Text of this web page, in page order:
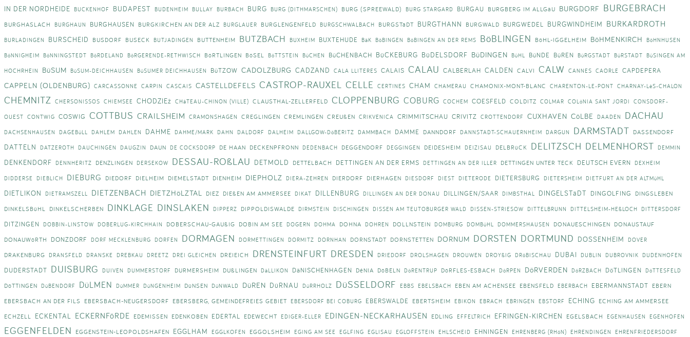
IN DER NORDHEIDE
BUCKENHOF BUDAPEST BUDENHEIM BULLAY BURBACH BURG BURG (DITHMARSCHEN) BURG (SPREEWALD) BURG STARGARD BURGAU BURGBERG IM ALLGäU BURGDORF BURGEBRACH
BURGHASLACH BURGHAUN BURGHAUSEN BURGKIRCHEN AN DER ALZ BURGLAUER BURGLENGENFELD BURGSCHWALBACH BURGSTäDT BURGTHANN BURGWALD BURGWEDEL BURGWINDHEIM BURKARDROTH
BURLADINGEN BURSCHEID BUSDORF BUSECK BUTJADINGEN BUTTENHEIM BUTZBACH BUXHEIM BUXTEHUDE BäK BöBINGEN BöBINGEN AN DER REMS BöBLINGEN BöHL-IGGELHEIM BöHMENKIRCH BöHNHUSEN
BöNNIGHEIM BöNNINGSTEDT BöRDELAND BöRGERENDE-RETHWISCH BöRTLINGEN BöSEL BöTTSTEIN BüCHEN BüCHENBACH BüCKEBURG BüDELSDORF BüDINGEN BüHL BüNDE BüREN BüRGSTADT BüRSTADT BüSINGEN AM
HOCHRHEIN BüSUM BüSUM-DEICHHAUSEN BüSUMER DEICHHAUSEN BüTZOW CADOLZBURG CADZAND CALA LLITERES CALAIS CALAU CALBERLAH CALDEN CALVI CALW CANNES CAORLE CAPDEPERA
CAPPELN (OLDENBURG) CARCASSONNE CARPIN CASCAIS CASTELLDEFELS CASTROP-RAUXEL CELLE CERTINES CHAM CHAMERAU CHAMONIX-MONT-BLANC CHARENTON-LE-PONT CHARNAY-LèS-CHALON
CHEMNITZ CHERSONISSOS CHIEMSEE CHODZIEż CHâTEAU-CHINON (VILLE) CLAUSTHAL-ZELLERFELD CLOPPENBURG COBURG COCHEM COESFELD COLDITZ COLMAR COLòNIA SANT JORDI CONSDORF-
OUEST CONTWIG COSWIG COTTBUS CRAILSHEIM CRAMONSHAGEN CREGLINGEN CREMLINGEN CREUßEN CRIKVENICA CRIMMITSCHAU CRIVITZ CROTTENDORF CUXHAVEN CöLBE DAADEN DACHAU
DACHSENHAUSEN DAGEBüLL DAHLEM DAHLEN DAHME DAHME/MARK DAHN DALDORF DALHEIM DALLGOW-DöBERITZ DAMMBACH DAMME DANNDORF DANNSTADT-SCHAUERNHEIM DARGUN DARMSTADT DASSENDORF
DATTELN DATZEROTH DAUCHINGEN DAUGZIN DAUN DE COCKSDORP DE HAAN DECKENPFRONN DEDENBACH DEGGENDORF DEGGINGEN DEIDESHEIM DEIZISAU DELBRüCK DELITZSCH DELMENHORST DEMMIN
DENKENDORF DENNHERITZ DENZLINGEN DERSEKOW DESSAU-ROßLAU DETMOLD DETTELBACH DETTINGEN AN DER ERMS DETTINGEN AN DER ILLER DETTINGEN UNTER TECK DEUTSCH EVERN DEXHEIM
DIDDERSE DIEBLICH DIEBURG DIEDORF DIELHEIM DIEMELSTADT DIENHEIM DIEPHOLZ DIERA-ZEHREN DIERDORF DIERHAGEN DIESDORF DIEST DIETERODE DIETERSBURG DIETERSHEIM DIETFURT AN DER ALTMüHL
DIETLIKON DIETRAMSZELL DIETZENBACH DIETZHöLZTAL DIEZ DIEßEN AM AMMERSEE DIKAT DILLENBURG DILLINGEN AN DER DONAU DILLINGEN/SAAR DIMBSTHAL DINGELSTäDT DINGOLFING
DINGSLEBEN
DINKELSBüHL
DINKELSCHERBEN DINKLAGE DINSLAKEN DIPPERZ DIPPOLDISWALDE DIRMSTEIN DISCHINGEN DISSEN AM TEUTOBURGER WALD DISSEN-STRIESOW DITTELBRUNN DITTELSHEIM-HEßLOCH DITTERSDORF
DITZINGEN DOBBIN-LINSTOW DOBERLUG-KIRCHHAIN DOBERSCHAU-GAUßIG DOBIN AM SEE DOGERN DOHMA DOHNA DOHREN DOLLNSTEIN DOMBURG DOMBüHL DOMMERSHAUSEN DONAUESCHINGEN DONAUSTAUF
DONAUWöRTH
DONZDORF DORF MECKLENBURG DORFEN DORMAGEN DORMETTINGEN DORMITZ DORNHAN DORNSTADT DORNSTETTEN DORNUM DORSTEN DORTMUND DOSSENHEIM DOVER
DRAKENBURG DRANSFELD DRANSKE DREBKAU DREETZ DREI GLEICHEN DREIEICH DRENSTEINFURT DRESDEN DRIEDORF DROLSHAGEN DROUWEN DROYßIG DRöBISCHAU DUBAI DUBLIN DUBROVNIK DUDENHOFEN
DUDERSTADT DUISBURG DUIVEN DUMMERSTORF DURMERSHEIM DUßLINGEN DäLLIKON DäNISCHENHAGEN DéNIA DöBELN DöRENTRUP DöRFLES-ESBACH DöRPEN DöRVERDEN DöRZBACH DöTLINGEN DöTTESFELD
DöTTINGEN DüBENDORF DüLMEN DüMMER DüNGENHEIM DüNSEN DüNWALD DüREN DüRNAU DüRRHOLZ DüSSELDORF EBBS EBELSBACH EBEN AM ACHENSEE EBENSFELD EBERBACH EBERMANNSTADT EBERN
EBERSBACH AN DER FILS
EBERSBACH-NEUGERSDORF EBERSBERG, GEMEINDEFREIES GEBIET EBERSDORF BEI COBURG EBERSWALDE EBERTSHEIM EBIKON EBRACH EBRINGEN EBSTORF ECHING ECHING AM AMMERSEE
ECHZELL
ECKENTAL ECKERNFöRDE EDEMISSEN EDENKOBEN EDERTAL EDEWECHT EDIGER-ELLER EDINGEN-NECKARHAUSEN EDLING EFFELTRICH EFRINGEN-KIRCHEN EGELSBACH EGENHAUSEN EGENHOFEN
EGGENFELDEN EGGENSTEIN-LEOPOLDSHAFEN EGGLHAM EGGLKOFEN EGGOLSHEIM EGING AM SEE EGLFING EGLISAU EGLOFFSTEIN EHLSCHEID EHNINGEN EHRENBERG (RHöN) EHRENDINGEN EHRENFRIEDERSDORF